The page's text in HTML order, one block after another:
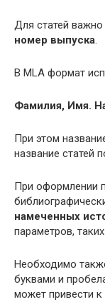
Для статей важно
номер выпуска.
В MLA формат
Фамилия, Имя.
При этом
название статей
При оформлении
намеченных
параметров,
Необходимо
буквами и
может привести